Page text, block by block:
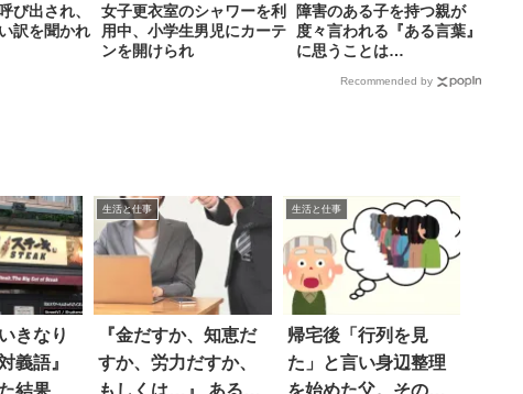
び出され、
訳を聞かれ
女子更衣室のシャワーを利
用中、小学生男児にカーテ
ンを開けられ
障害のある子を持つ親が
度々言われる『ある言葉』
に思うことは…
Recommended by
きなり
義語』
結果
生活と仕事
『金だすか、知恵だ
すか、労力だすか、
もしくは…』 ある名
生活と仕事
帰宅後「行列を見
た」と言い身辺整理
を始めた父。その